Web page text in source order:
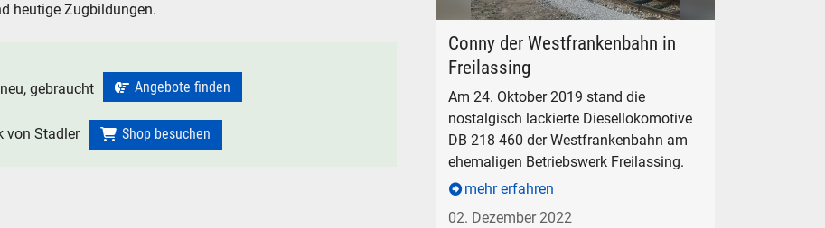
heutige Zugbildungen.
gebraucht Angebote finden
von Stadler Shop besuchen
Conny der Westfrankenbahn in
Freilassing
Am 24. Oktober 2019 stand die
nostalgisch lackierte Diesellokomotive
DB 218 460 der Westfrankenbahn am
ehemaligen Betriebswerk Freilassing.
mehr erfahren
02. Dezember 2022
...